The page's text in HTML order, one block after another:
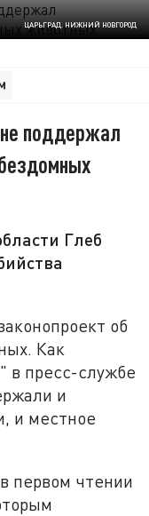
ЦАРЬГРАД. НИЖНИЙ НОВГОРОД
поддержал
Глеб
об
Как
в пресс-службе
и
и местное
первом чтении